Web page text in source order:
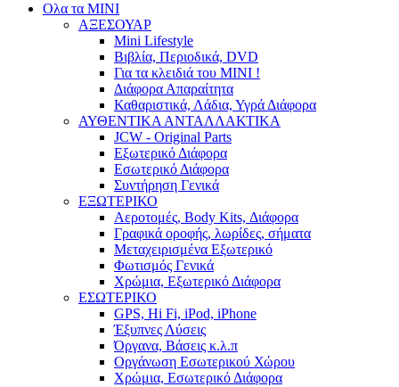
Ολα τα ΜΙΝΙ
ΑΞΕΣΟΥΑΡ
Mini Lifestyle
Βιβλία, Περιοδικά, DVD
Για τα κλειδιά του MINI !
Διάφορα Απαραίτητα
Καθαριστικά, Λάδια, Υγρά Διάφορα
ΑΥΘΕΝΤΙΚΑ ΑΝΤΑΛΛΑΚΤΙΚΑ
JCW - Original Parts
Εξωτερικό Διάφορα
Εσωτερικό Διάφορα
Συντήρηση Γενικά
ΕΞΩΤΕΡΙΚΟ
Αεροτομές, Body Kits, Διάφορα
Γραφικά οροφής, λωρίδες, σήματα
Μεταχειρισμένα Εξωτερικό
Φωτισμός Γενικά
Χρώμια, Εξωτερικό Διάφορα
ΕΣΩΤΕΡΙΚΟ
GPS, Hi Fi, iPod, iPhone
Έξυπνες Λύσεις
Όργανα, Βάσεις κ.λ.π
Οργάνωση Εσωτερικού Χώρου
Χρώμια, Εσωτερικό Διάφορα